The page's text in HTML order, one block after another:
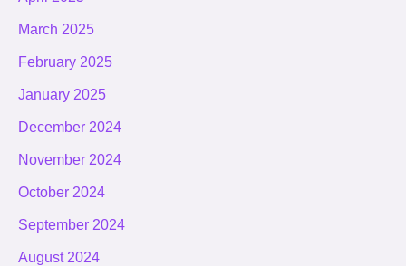
March 2025
February 2025
January 2025
December 2024
November 2024
October 2024
September 2024
August 2024